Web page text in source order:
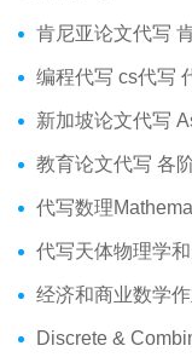
肯尼亚论文代写 肯
编程代写 cs代写
新加坡论文代写
教育论文代写 各
代写数理
代写天体物理学和天文学
经济和商业数学作业代写
Discrete & Combinatorial